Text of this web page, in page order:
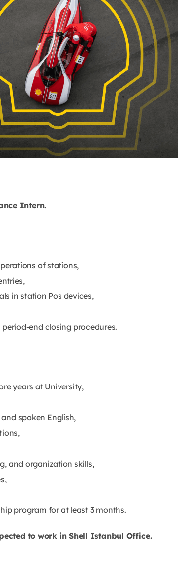
Intern.
of stations,
in station Pos devices,
end closing procedures.
years at University,
spoken English,
and organization skills,
program for at least 3 months.
to work in Shell Istanbul Office.